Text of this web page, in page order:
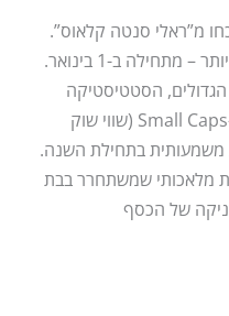
דצמבר 2025. שכחו מ”ראלי סנטה קלאוס”.
ההזדמנות האמיתית – והמסוכנת יותר – מתחילה ב-1 בינואר.
הסטטיסטיקה
חושפת אנומליה עקבית: מניות ה-Small Caps (שווי שוק
משמעותית בתחילת השנה.
מלאכותי שמשתחרר בבת
של הכסף